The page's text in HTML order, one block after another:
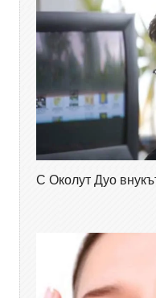
С Околут Дуо